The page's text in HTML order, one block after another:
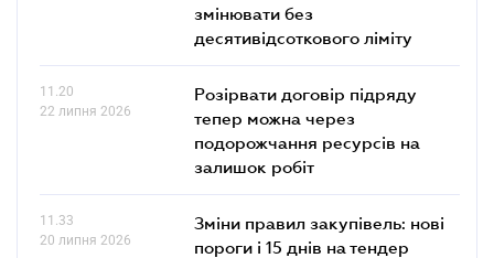
змінювати без
десятивідсоткового ліміту
11.20
22 липня 2026
Розірвати договір підряду
тепер можна через
подорожчання ресурсів на
залишок робіт
11.33
20 липня 2026
Зміни правил закупівель: нові
пороги і 15 днів на тендер